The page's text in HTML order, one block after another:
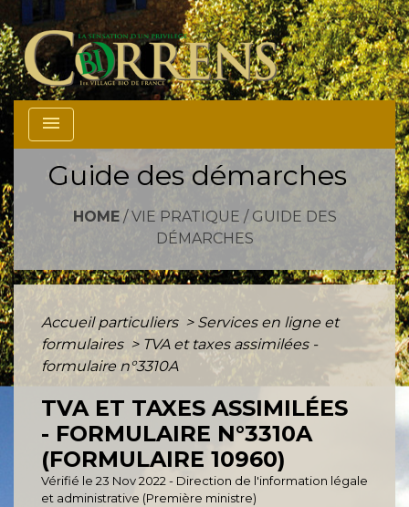
menu
Guide des démarches
HOME/VIE PRATIQUE / GUIDE DES
DÉMARCHES
Accueil particuliers > Services en ligne et
formulaires > TVA et taxes assimilées -
formulaire n°3310A
TVA ET TAXES ASSIMILÉES
- FORMULAIRE N°3310A
(FORMULAIRE 10960)
Vérifié le 23 Nov 2022 - Direction de l'information légale
et administrative (Première ministre)